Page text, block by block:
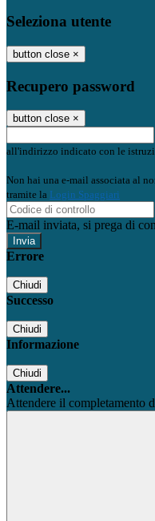
Seleziona utente
button close ×
Recupero password
button close ×
all'indirizzo indicato con le
Non hai una e-mail associata al
tramite la Login Spaggiari
E-mail inviata, si prega di
Errore
Chiudi
Successo
Chiudi
Informazione
Chiudi
Attendere...
Attendere il completamento